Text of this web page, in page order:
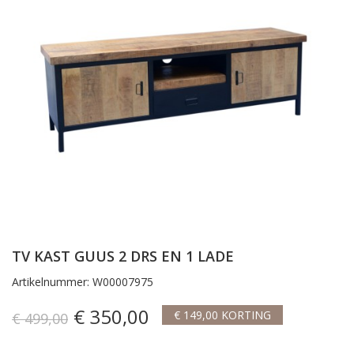
TV KAST GUUS 2 DRS EN 1 LADE
Artikelnummer: W00007975
€ 499,00 € 350,00 € 149,00 KORTING